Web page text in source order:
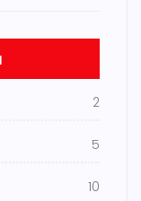
2
5
10